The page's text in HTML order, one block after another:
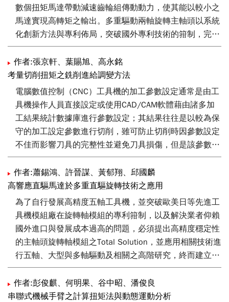
數個扭矩馬達帶動減速齒輪組傳動動力，使其能以較小之
馬達實現高轉矩之輸出。多重驅動兩軸旋轉主軸頭以系統
化創新方法與專利佈局，突破國外專利技術的箝制，完成
高階旋轉主軸頭技術之開發並建立技術障礙，達到高精
度、高轉速、高剛性、以及高效能等優點，可協助國內工
具機產品由泛用三軸工具機提升至高值化五軸工具機的產
品，並導入航太與能源產業等高階應用領域。
作者:張京軒、葉賜旭、高永銘
考量切削扭矩之銑削進給調變方法
電腦數值控制（CNC）工具機的加工參數設定通常是由工
具機操作人員直接設定或使用CAD/CAM軟體藉由諸多加
工結果統計數據庫進行參數設定；其結果往往是以較為保
守的加工設定參數進行切削，雖可防止切削時因參數設定
不佳而影響刀具的完整性並避免刀具損傷，但是該參數設
定應用於CNC工具機卻會造成較低效率切削加工與較長的
加工時間。近年來，由於自適應限制控制方法（ACC）可
以在加工過程中界定加工變量的最大加工條件限度，所以
在本研究中主要採用ACC方法進行加工參數設定，且操作
加工參數的應用主要包含切削進給率和主軸轉速等。本研
究發展具有單節預讀功能的在線自適應限制控制方法；儘
管在實際加工過程中切削環境為多變，仍可在線調整原來
的進給速率命令，以保持切削扭矩於先前所界定的範圍
內。最後，應用於桌上型三軸電腦數值控制銑床工具機的
實驗結果可證明本研究所發展的銑削進給調變方法在CNC
銑床工具機應用的可行性。
作者:蕭錫鴻、許晉謀、黃郁翔、邱國麟
高響應直驅馬達於多重直驅旋轉技術之應用
為了自行發展高精度五軸工具機，並突破歐美日等先進工
具機模組廠在旋轉軸模組的專利箝制，以及解決業者仰賴
國外進口與發展成本過高的問題，必須提出高精度穩定性
的主軸頭旋轉軸模組之Total Solution，並應用相關技術進
行五軸、大型與多軸驅動及相關之高階研究，終而建立高
值化工具機。
未來國內高階精密CNC加工機之發展與整體技術以及成本
作者:彭俊麒、何明果、谷中昭、潘俊良
串聯式機械手臂之計算扭矩法與動態運動分析